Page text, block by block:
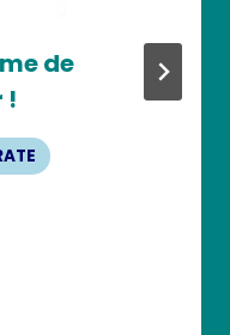
de
!